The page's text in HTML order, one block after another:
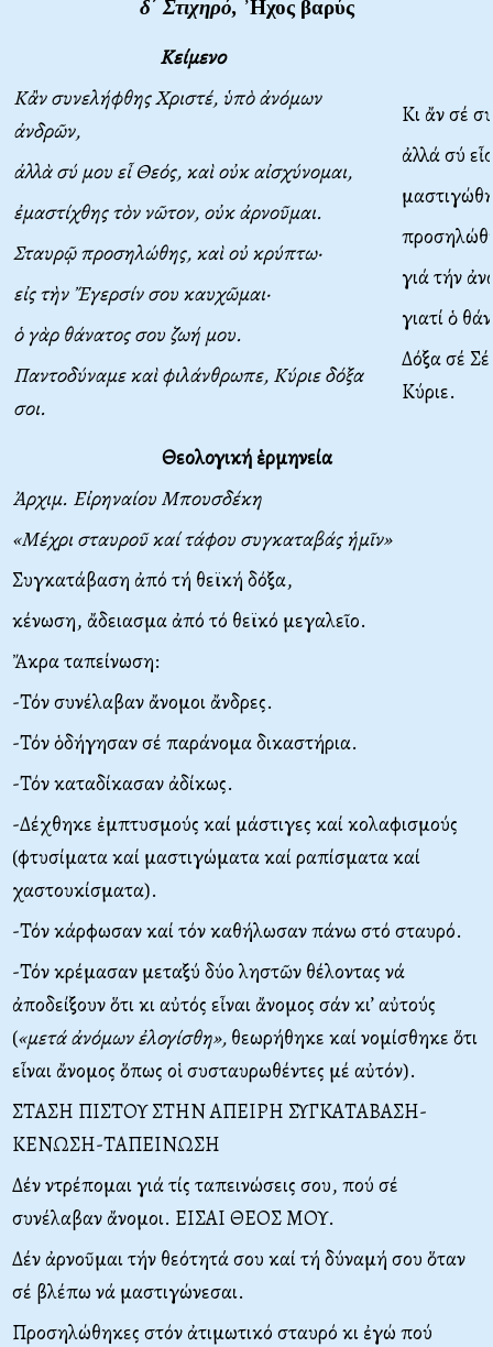
δ΄ Στιχηρό, Ἦχος βαρύς
Κείμενο
Κἂν συνελήφθης Χριστέ, ὑπὸ ἀνόμων
ἀνδρῶν,
ἀλλὰ σύ μου εἶ Θεός, καὶ οὐκ αἰσχύνομαι,
ἐμαστίχθης τὸν νῶτον, οὐκ ἀρνοῦμαι.
Σταυρῷ προσηλώθης, καὶ οὐ κρύπτω·
εἰς τὴν Ἔγερσίν σου καυχῶμαι·
ὁ γὰρ θάνατος σου ζωή μου.
Παντοδύναμε καὶ φιλάνθρωπε, Κύριε δόξα
σοι.
Κι ἄν σέ
ἀλλά σύ
γιά τήν
γιατί ὁ
Δόξα σέ
Κύριε.
Θεολογική ἑρμηνεία
Ἀρχιμ. Εἰρηναίου Μπουσδέκη
«Μέχρι σταυροῦ καί τάφου συγκαταβάς ἡμῖν»
Συγκατάβαση ἀπό τή θεϊκή δόξα,
κένωση, ἄδειασμα ἀπό τό θεϊκό μεγαλεῖο.
Ἄκρα ταπείνωση:
-Τόν συνέλαβαν ἄνομοι ἄνδρες.
-Τόν ὁδήγησαν σέ παράνομα δικαστήρια.
-Τόν καταδίκασαν ἀδίκως.
-Δέχθηκε ἐμπτυσμούς καί μάστιγες καί κολαφισμούς
(φτυσίματα καί μαστιγώματα καί ραπίσματα καί
χαστουκίσματα).
-Τόν κάρφωσαν καί τόν καθήλωσαν πάνω στό σταυρό.
-Τόν κρέμασαν μεταξύ δύο ληστῶν θέλοντας νά
ἀποδείξουν ὅτι κι αὐτός εἶναι ἄνομος σάν κι’ αὐτούς
(«μετά ἀνόμων ἐλογίσθη», θεωρήθηκε καί νομίσθηκε ὅτι
εἶναι ἄνομος ὅπως οἱ συσταυρωθέντες μέ αὐτόν).
ΣΤΑΣΗ ΠΙΣΤΟΥ ΣΤΗΝ ΑΠΕΙΡΗ ΣΥΓΚΑΤΑΒΑΣΗ-
ΚΕΝΩΣΗ-ΤΑΠΕΙΝΩΣΗ
Δέν ντρέπομαι γιά τίς ταπεινώσεις σου, πού σέ
συνέλαβαν ἄνομοι. ΕΙΣΑΙ ΘΕΟΣ ΜΟΥ.
Δέν ἀρνοῦμαι τήν θεότητά σου καί τή δύναμή σου ὅταν
σέ βλέπω νά μαστιγώνεσαι.
Προσηλώθηκες στόν ἀτιμωτικό σταυρό κι ἐγώ πού